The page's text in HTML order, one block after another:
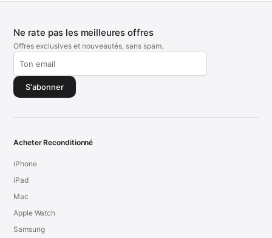
Ne rate pas les meilleures offres
Offres exclusives et nouveautés, sans spam.
S'abonner
Acheter Reconditionné
iPhone
iPad
Mac
Apple Watch
Samsung